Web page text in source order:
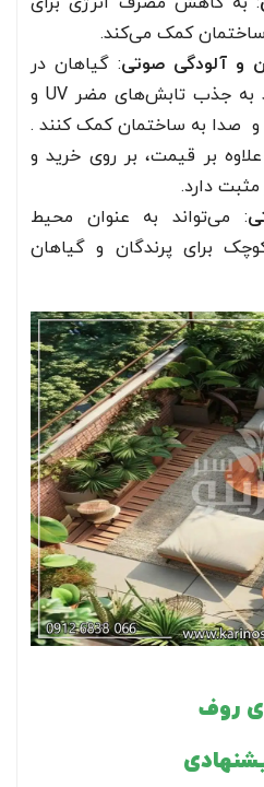
کمک می‌کند.
و آلودگی صوتی: گیاهان در
روف گاردن می‌توانند به جذب تابش‌های مضر UV و
و صدا به ساختمان کمک کنند .
بر قیمت، بر روی خرید و
دارد.
: می‌تواند به عنوان محیط
برای پرندگان و گیاهان
روف